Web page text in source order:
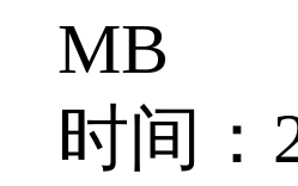
MB
时间：